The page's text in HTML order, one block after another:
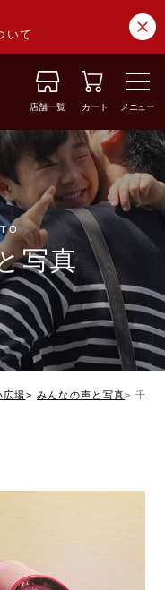
いて
店舗一覧 カート メニュー
写真
広場 みんなの声と写真 千葉